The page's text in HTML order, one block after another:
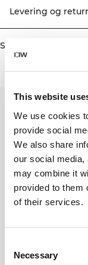
This website
We use cookies
provide social
We also share
our social media,
may combine it
provided to them
of their services.
Selection
Necessary
Høj talje. ICIW-logo på
Levering og
Similar products